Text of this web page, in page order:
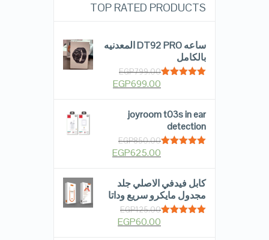
TOP RATED PRODUCTS
ساعه DT92 PRO المعدنيه
بالكامل
EGP799.00
EGP699.00
joyroom t03s in ear
detection
EGP850.00
EGP625.00
كابل فيدفي الاصلي جلد
مجدول مايكرو سريع وداتا
EGP125.00
EGP60.00